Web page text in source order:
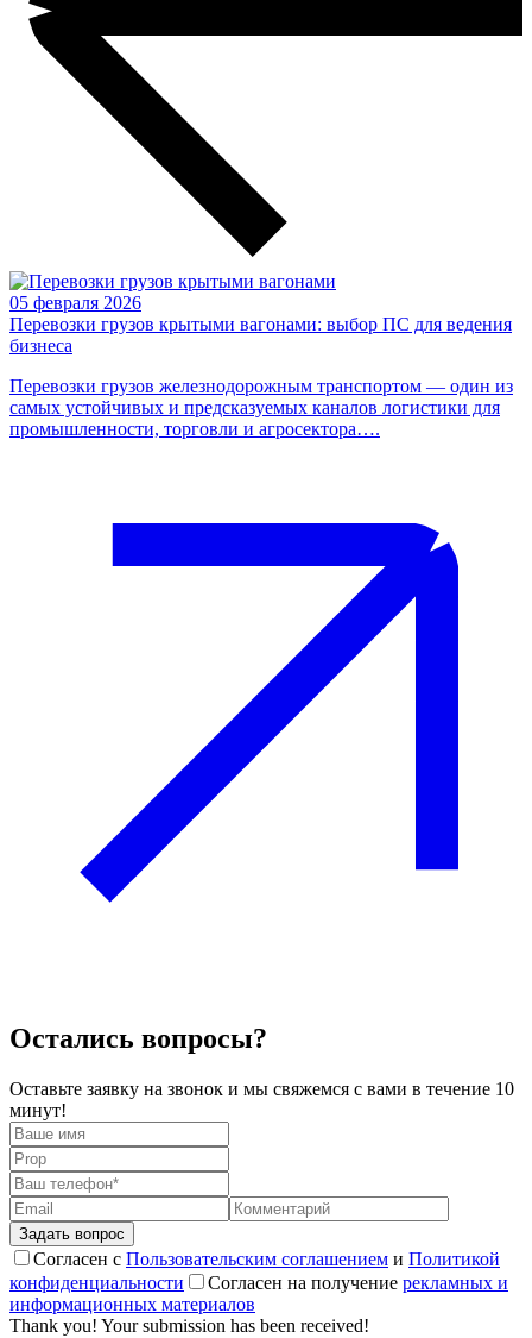
05 февраля 2026
Перевозки грузов крытыми вагонами: выбор ПС для ведения
бизнеса
Перевозки грузов железнодорожным транспортом — один из
самых устойчивых и предсказуемых каналов логистики для
промышленности, торговли и агросектора….
Остались вопросы?
Оставьте заявку на звонок и мы свяжемся с вами в течение 10
минут!
Согласен с Пользовательским соглашением и Политикой
конфиденциальности
Согласен на получение рекламных и
информационных материалов
Thank you! Your submission has been received!